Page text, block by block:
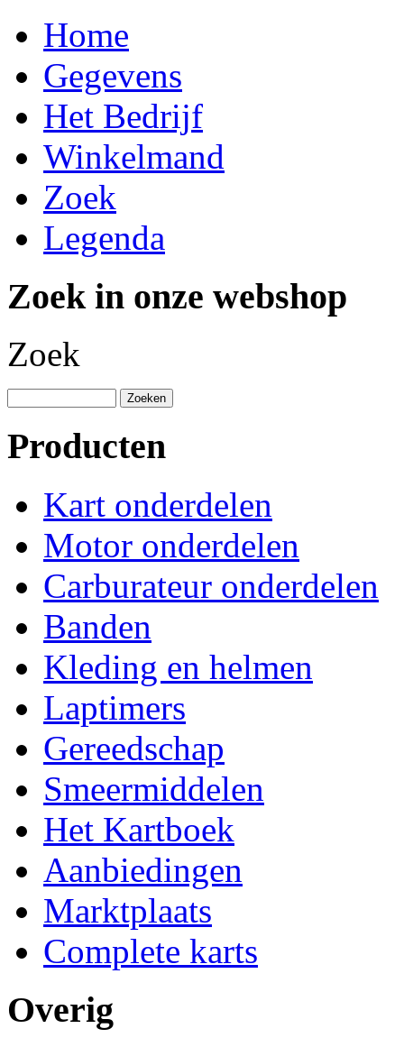
Home
Gegevens
Het Bedrijf
Winkelmand
Zoek
Legenda
Zoek in onze webshop
Zoek
Producten
Kart onderdelen
Motor onderdelen
Carburateur onderdelen
Banden
Kleding en helmen
Laptimers
Gereedschap
Smeermiddelen
Het Kartboek
Aanbiedingen
Marktplaats
Complete karts
Overig